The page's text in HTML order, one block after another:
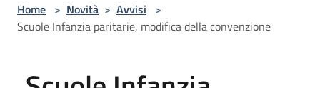
Home > Novità > Avvisi >
Scuole Infanzia paritarie, modifica della convenzione